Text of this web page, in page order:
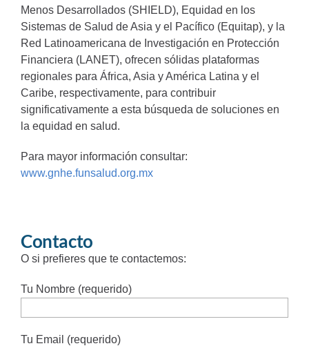
Menos Desarrollados (SHIELD), Equidad en los
Sistemas de Salud de Asia y el Pacífico (Equitap), y la
Red Latinoamericana de Investigación en Protección
Financiera (LANET), ofrecen sólidas plataformas
regionales para África, Asia y América Latina y el
Caribe, respectivamente, para contribuir
significativamente a esta búsqueda de soluciones en
la equidad en salud.
Para mayor información consultar:
www.gnhe.funsalud.org.mx
Contacto
O si prefieres que te contactemos:
Tu Nombre (requerido)
Tu Email (requerido)